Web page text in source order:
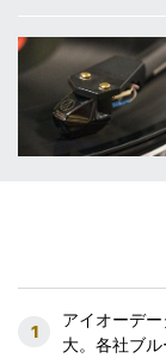
1
アイオーデ
大。各社ブ